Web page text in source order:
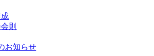
則
お知らせ